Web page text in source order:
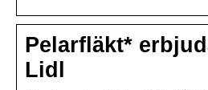
Pelarfläkt*
Lidl